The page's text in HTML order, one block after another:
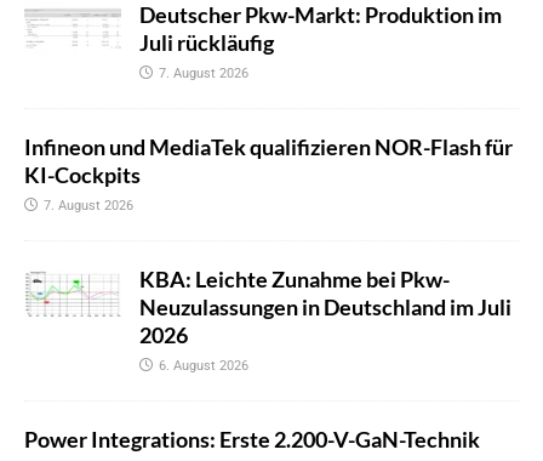
Deutscher Pkw-Markt: Produktion im
Juli rückläufig
7. August 2026
Infineon und MediaTek qualifizieren NOR-Flash für
KI-Cockpits
7. August 2026
KBA: Leichte Zunahme bei Pkw-
Neuzulassungen in Deutschland im Juli
2026
6. August 2026
Power Integrations: Erste 2.200-V-GaN-Technik